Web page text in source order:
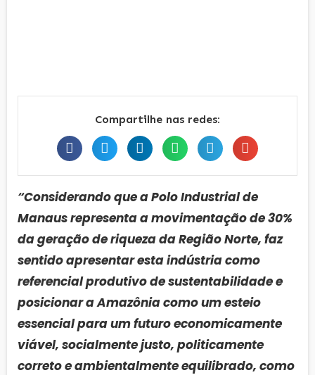
Compartilhe nas redes:
“Considerando que a Polo Industrial de
Manaus representa a movimentação de 30%
da geração de riqueza da Região Norte, faz
sentido apresentar esta indústria como
referencial produtivo de sustentabilidade e
posicionar a Amazônia como um esteio
essencial para um futuro economicamente
viável, socialmente justo, politicamente
correto e ambientalmente equilibrado, como